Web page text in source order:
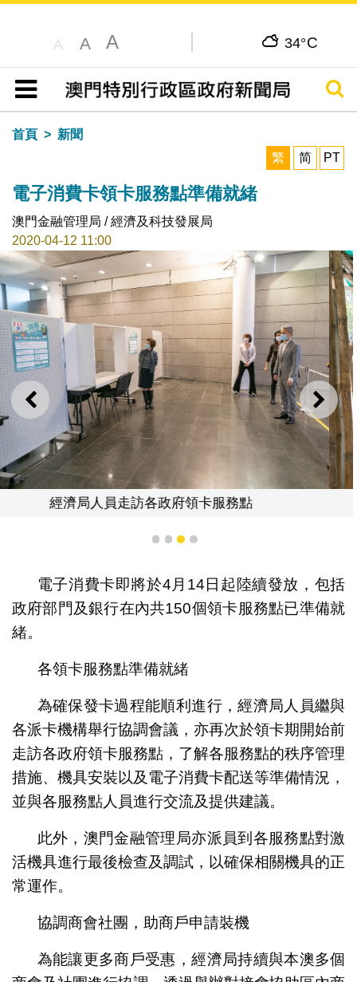
A A A 34°C
目錄
搜尋
首頁
新聞
繁
简 PT
電子消費卡領卡服務點準備就緒
澳門金融管理局 / 經濟及科技發展局
2020-04-12 11:00
上一則 下一
經濟局人員走訪各政府領卡服務點
1 2 3 4
電子消費卡即將於4月14日起陸續發放，包括
政府部門及銀行在內共150個領卡服務點已準備就
緒。
各領卡服務點準備就緒
為確保發卡過程能順利進行，經濟局人員繼與
各派卡機構舉行協調會議，亦再次於領卡期開始前
走訪各政府領卡服務點，了解各服務點的秩序管理
措施、機具安裝以及電子消費卡配送等準備情況，
並與各服務點人員進行交流及提供建議。
此外，澳門金融管理局亦派員到各服務點對激
活機具進行最後檢查及調試，以確保相關機具的正
常運作。
協調商會社團，助商戶申請裝機
為能讓更多商戶受惠，經濟局持續與本澳多個